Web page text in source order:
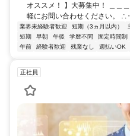
オススメ！ 】大募集中！ ＿＿
軽にお問い合わせください
業界未経験者歓迎 短期（3ヵ月以内）
短期
早朝 午後 学歴不問 固定時間制
午前
経験者歓迎 残業なし 週払いOK
正社員